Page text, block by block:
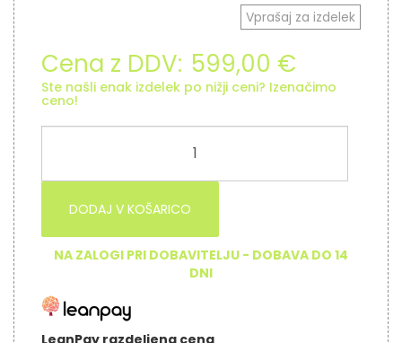
Vprašaj za izdelek
Cena z DDV: 599,00 €
Ste našli enak izdelek po nižji ceni? Izenačimo
ceno!
DODAJ V KOŠARICO
NA ZALOGI PRI DOBAVITELJU - DOBAVA DO 14
DNI
LeanPay razdeljena cena